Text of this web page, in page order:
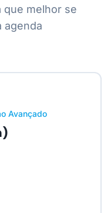
que melhor se
agenda
Avançado